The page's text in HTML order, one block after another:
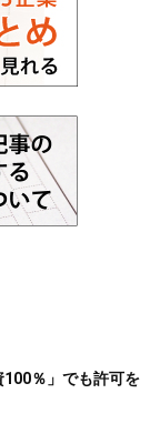
％」でも許可を